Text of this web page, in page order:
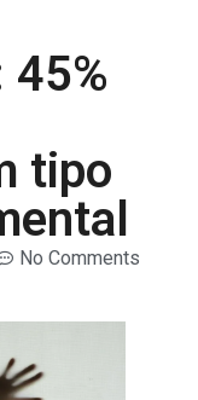
45%
tipo
No Comments